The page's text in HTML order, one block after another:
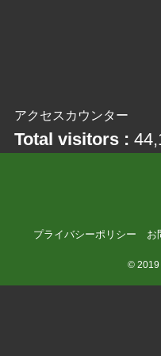
アクセスカウンター
Total visitors :
プライバシーポリシー お
©2019